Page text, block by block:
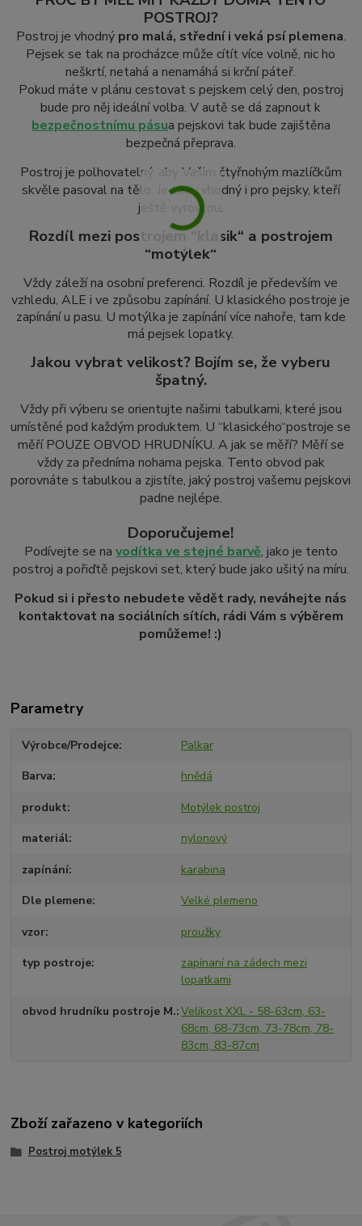
POSTROJ?
Postroj je vhodný pro malá, střední i veká psí plemena.
Pejsek se tak na procházce může cítít více volně, nic ho
neškrtí, netahá a nenamáhá si krční páteř.
Pokud máte v plánu cestovat s pejskem celý den, postroj
bude pro něj ideální volba. V autě se dá zapnout k
bezpečnostnímu pásua pejskovi tak bude zajištěna
bezpečná přeprava.
Postroj je polhovatelný, aby Vašim čtyřnohým mazlíčkům
skvěle pasoval na tělo. Je tedy vhodný i pro pejsky, kteří
ještě vyrostou.
Rozdíl mezi postrojem “klasik“ a postrojem
“motýlek“
Vždy záleží na osobní preferenci. Rozdíl je především ve
vzhledu, ALE i ve způsobu zapínání. U klasického postroje je
zapínání u pasu. U motýlka je zapínání více nahoře, tam kde
má pejsek lopatky.
Jakou vybrat velikost? Bojím se, že vyberu
špatný.
Vždy při výberu se orientujte našimi tabulkami, které jsou
umístěné pod každým produktem. U “klasického“postroje se
měří POUZE OBVOD HRUDNÍKU. A jak se měří? Měří se
vždy za předníma nohama pejska. Tento obvod pak
porovnáte s tabulkou a zjistíte, jaký postroj vašemu pejskovi
padne nejlépe.
Doporučujeme!
Podívejte se na vodítka ve stejné barvě, jako je tento
postroj a pořiďtě pejskovi set, který bude jako ušitý na míru.
Pokud si i přesto nebudete vědět rady, neváhejte nás
kontaktovat na sociálních sítích, rádi Vám s výběrem
pomůžeme! :)
Parametry
Výrobce/Prodejce Palkar
Barva hnědá
produkt Motýlek postroj
materiál nylonový
zapínání karabina
Dle plemene Velké plemeno
vzor proužky
typ postroje
zapínaní na zádech mezi
lopatkami
obvod hrudníku postroje M. Velikost XXL - 58-63cm, 63-
68cm, 68-73cm, 73-78cm, 78-
83cm, 83-87cm
Zboží zařazeno v kategoriích
Postroj motýlek 5